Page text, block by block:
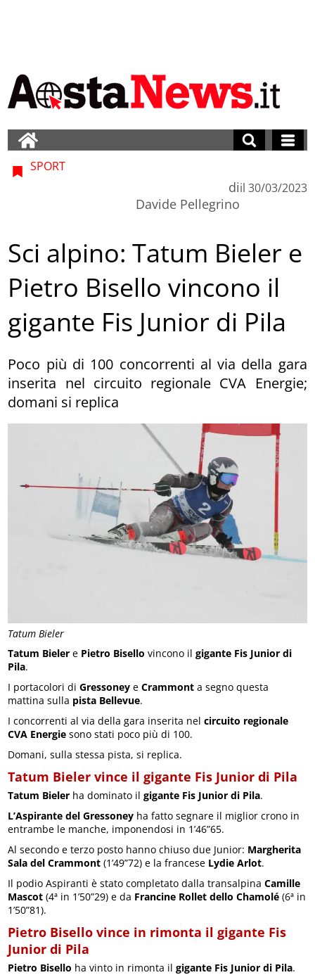
Tatum Bieler
SPORT
di
Davide Pellegrino
il 30/03/2023
Sci alpino: Tatum Bieler e
Pietro Bisello vincono il
gigante Fis Junior di Pila
Poco più di 100 concorrenti al via della gara
inserita nel circuito regionale CVA Energie;
domani si replica
Tatum Bieler e Pietro Bisello vincono ilgigante Fis Junior di
Pila.
I portacolori diGressoney eCrammont a segno questa
mattina sulla pista Bellevue.
I concorrenti al via della gara inserita nelcircuito regionale
CVA Energie sono stati poco più di 100.
Domani, sulla stessa pista, si replica.
Tatum Bieler vince il gigante Fis Junior di Pila
Tatum Bieler ha dominato ilgigante Fis Junior di Pila.
L’Aspirante del Gressoney ha fatto segnare il miglior crono in
entrambe le manche, imponendosi in 1’46”65.
Al secondo e terzo posto hanno chiuso due Junior: Margherita
Sala del Crammont (1’49”72) e la francese Lydie Arlot.
Il podio Aspiranti è stato completato dalla transalpinaCamille
Mascot (4ª in 1’50”29) e da Francine Rollet dello Chamolé (6ª in
1’50”81).
Pietro Bisello vince in rimonta il gigante Fis
Junior di Pila
Pietro Bisello ha vinto in rimonta ilgigante Fis Junior di Pila.